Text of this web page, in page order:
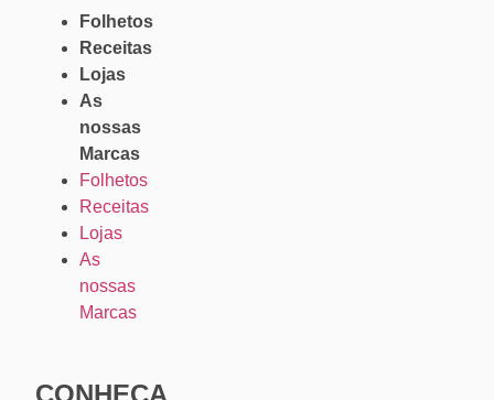
Folhetos
Receitas
Lojas
As
nossas
Marcas
Folhetos
Receitas
Lojas
As
nossas
Marcas